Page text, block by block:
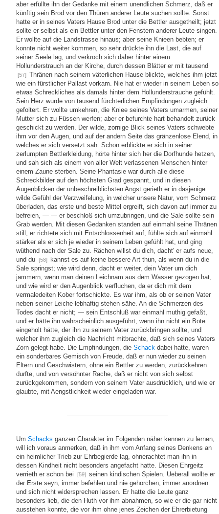
aber erfüllte ihn der Gedanke mit einem unendlichen Schmerz, daß er
künftig sein Brod vor den Thüren anderer Leute suchen sollte. Sonst
hatte er in seines Vaters Hause Brod unter die Bettler ausgetheilt; jetzt
sollte er selbst als ein Bettler unter den Fenstern anderer Leute singen.
Er wollte auf die Landstrasse hinaus; aber seine Knieen bebten; er
konnte nicht weiter kommen, so sehr drückte ihn die Last, die auf
seiner Seele lag, und verkroch sich daher hinter einem
Hollunderstrauch an der Kirche, durch dessen Blätter er mit tausend
[57] Thränen nach seinem väterlichen Hause blickte, welches ihm jetzt
wie ein fürstlicher Pallast vorkam. Nie hat er wieder in seinem Leben so
etwas Schreckliches als damals hinter dem Hollunderstrauche gefühlt.
Sein Herz wurde von tausend fürchterlichen Empfindungen zugleich
gefoltert. Er wollte umkehren, die Kniee seines Vaters umarmen, seiner
Mutter sich zu Füssen werfen; aber er befurchte hart behandelt zurück
geschickt zu werden. Der wilde, zornige Blick seines Vaters schwebte
ihm vor den Augen, und auf der andern Seite das gränzenlose Elend, in
welches er sich versetzt sah. Schon erblickte er sich in seiner
zerlumpten Bettlerkleidung, hörte hinter sich her die Dorfhunde hetzen,
und sah sich als einem von aller Welt verlassenen Menschen hinter
einem Zaune sterben. Seine Phantasie war durch alle diese
Schreckbilder auf den höchsten Grad gespannt, und in diesen
Augenblicken der unbeschreiblichsten Angst gerieth er in dasjenige
wilde Gefühl der Verzweifelung, in welcher unsere Natur, vom Schmerz
überladen, das erste und beste Mittel ergreift, sich davon auf immer zu
befreien, — — er beschloß sich umzubringen, und die Sale sollte sein
Grab werden. Mit diesen Gedanken standen auf einmahl seine Thränen
still, er richtete sich mit Entschlossenheit auf, fühlte sich auf einmahl
stärker als er sich je wieder in seinem Leben gefühlt hat, und ging
wüthend nach der Sale zu. Rächen willst du dich, dacht' er aufs neue,
und du
[58]
kannst es auf keine bessere Art thun, als wenn du in die
Sale springst; wie wird denn, dacht er weiter, dein Vater um dich
jammern, wenn man deinen Leichnam aus dem Wasser gezogen hat,
und wie wird er den Augenblick verfluchen, da er dich mit dem
vermaledeiten Kober fortschickte. Es war ihm, als ob er seinen Vater
neben seiner Leiche lebhaftig stehen sähe. An die Schmerzen des
Todes dacht er nicht; — sein Entschluß war einmahl muthig gefaßt,
und er hätte ihn wahrscheinlich ausgeführt, wenn ihn nicht ein Bote
eingeholt hätte, der ihn zu seinem Vater zurückbringen sollte, und
welcher ihm zugleich die Nachricht mitbrachte, daß sich seines Vaters
Zorn gelegt habe. Die Empfindungen, die Schack dabei hatte, waren
ein sonderbares Gemisch von Freude, daß er nun wieder zu seinen
Eltern und Geschwistern, ohne ein Bettler zu werden, zurückkehren
durfte, und von versöhnter Rache, daß er nicht von sich selbst
zurückgekommen, sondern von seinem Vater ausdrücklich, und wie er
glaubte, mit Aengstlichkeit wieder eingeladen war.
Um Schacks ganzen Charakter im Folgenden näher kennen zu lernen,
will ich voraus anmerken, daß in ihm vom Anfang seines Denkens an
ein heimlicher Trieb zur Ehrbegierde lag, ohnerachtet man ihn in
dessen Kindheit nicht besonders angefacht hatte. Diesen Ehrgeitz
verrieth er schon bei
[59] seinen kindischen Spielen. Ueberall wollte er
der Erste seyn, immer befehlen und nie gehorchen, immer anordnen
und sich nicht widersprechen lassen. Er hatte die Leute ganz
besonders lieb, die den Huth vor ihm abnahmen, so wie er die gar nicht
ausstehen konnte, die vor ihm ohne jenes Zeichen der Ehrerbietung